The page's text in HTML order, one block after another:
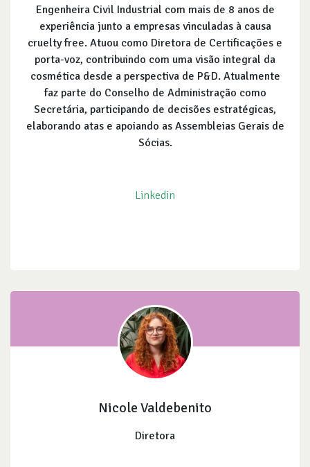
Engenheira Civil Industrial com mais de 8 anos de
experiência junto a empresas vinculadas à causa
cruelty free. Atuou como Diretora de Certificações e
porta-voz, contribuindo com uma visão integral da
cosmética desde a perspectiva de P&D. Atualmente
faz parte do Conselho de Administração como
Secretária, participando de decisões estratégicas,
elaborando atas e apoiando as Assembleias Gerais de
Sócias.
Linkedin
Nicole Valdebenito
Diretora